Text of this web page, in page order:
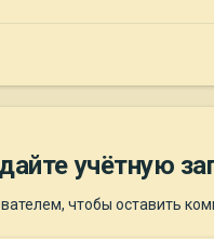
учётную
чтобы оставить